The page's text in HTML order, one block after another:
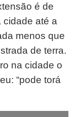
é de
cidade até a
menos que
de terra.
na cidade o
“pode torá
de vila de